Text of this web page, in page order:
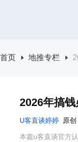
首页 地推专栏
2026年搞
U客直谈婷婷 原创
本篇u客直谈官方